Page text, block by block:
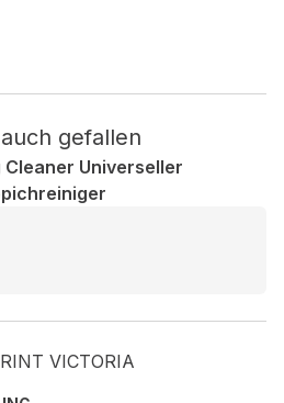
gefallen
Cleaner Universeller
VICTORIA
wertvoller für Herausgeber und
Cookies sind solche, die
keiner Kategorie zugeordnet